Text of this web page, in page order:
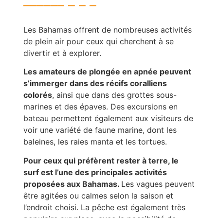
Les Bahamas offrent de nombreuses activités
de plein air pour ceux qui cherchent à se
divertir et à explorer.
Les amateurs de plongée en apnée peuvent
s’immerger dans des récifs coralliens
colorés, ainsi que dans des grottes sous-
marines et des épaves. Des excursions en
bateau permettent également aux visiteurs de
voir une variété de faune marine, dont les
baleines, les raies manta et les tortues.
Pour ceux qui préfèrent rester à terre, le
surf est l’une des principales activités
proposées aux Bahamas. Les vagues peuvent
être agitées ou calmes selon la saison et
l’endroit choisi. La pêche est également très